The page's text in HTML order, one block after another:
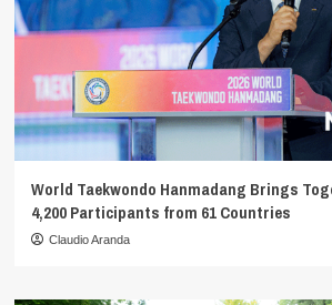
World Taekwondo Hanmadang Brings
4,200 Participants from 61 Countries
Claudio Aranda